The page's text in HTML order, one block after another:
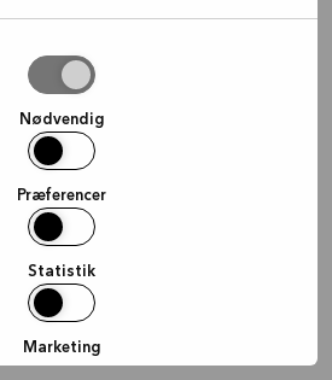
Nødvendig
Præferencer
Statistik
Marketing